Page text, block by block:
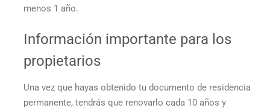
menos 1 año.
Información importante para los
propietarios
Una vez que hayas obtenido tu documento de residencia
permanente, tendrás que renovarlo cada 10 años y